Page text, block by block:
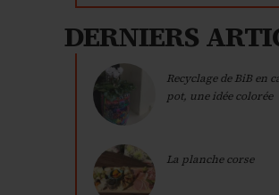
DERNIERS
Recyclage de BiB en
pot, une idée colorée
La planche corse